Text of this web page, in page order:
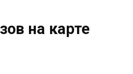
на карте